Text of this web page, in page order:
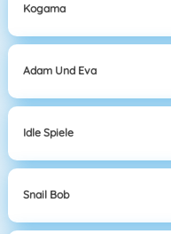
Kogama
Adam Und Eva
Idle Spiele
Snail Bob